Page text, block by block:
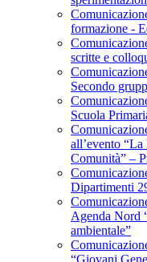
formazione -
scritte e
Secondo
Scuola
all’evento
Comunità” –
Dipartimenti
Agenda Nord
ambientale”